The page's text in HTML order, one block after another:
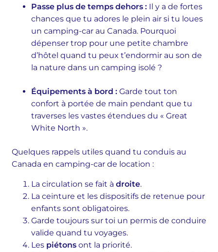
Passe plus de temps dehors : Il y a de fortes
chances que tu adores le plein air si tu loues
un camping-car au Canada. Pourquoi
dépenser trop pour une petite chambre
d’hôtel quand tu peux t’endormir au son de
la nature dans un camping isolé ?
Équipements à bord : Garde tout ton
confort à portée de main pendant que tu
traverses les vastes étendues du « Great
White North ».
Quelques rappels utiles quand tu conduis au
Canada en camping-car de location :
La circulation se fait à droite.
La ceinture et les dispositifs de retenue pour
enfants sont obligatoires.
Garde toujours sur toi un permis de conduire
valide quand tu voyages.
Les piétons ont la priorité.